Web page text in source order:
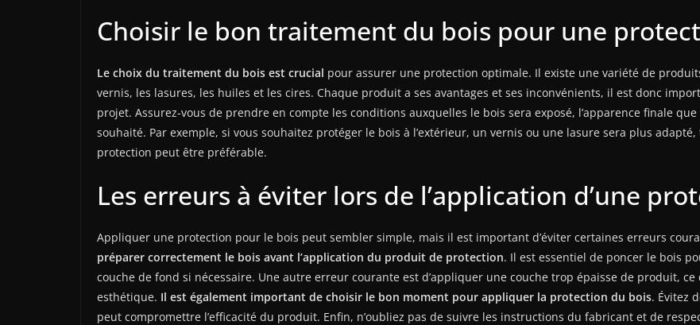
Choisir le bon traitement du bois pour une
Le choix du traitement du bois est crucial pour assurer une protection optimale. Il existe une variété de
vernis, les lasures, les huiles et les cires. Chaque produit a ses avantages et ses inconvénients, il est donc
projet. Assurez-vous de prendre en compte les conditions auxquelles le bois sera exposé, l’apparence finale
souhaité. Par exemple, si vous souhaitez protéger le bois à l’extérieur, un vernis ou une lasure sera plus
protection peut être préférable.
Les erreurs à éviter lors de l’application d’une
Appliquer une protection pour le bois peut sembler simple, mais il est important d’éviter certaines erreurs
préparer correctement le bois avant l’application du produit de protection. Il est essentiel de poncer le bois
couche de fond si nécessaire. Une autre erreur courante est d’appliquer une couche trop épaisse de produit,
esthétique. Il est également important de choisir le bon moment pour appliquer la protection du bois. Évitez
peut compromettre l’efficacité du produit. Enfin, n’oubliez pas de suivre les instructions du fabricant et de